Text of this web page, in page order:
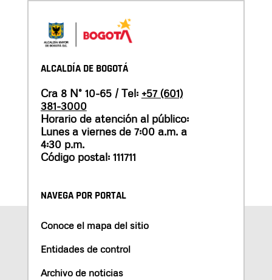
ALCALDÍA DE BOGOTÁ
Cra 8 N° 10-65 / Tel: +57 (601)
381-3000
Horario de atención al público:
Lunes a viernes de 7:00 a.m. a
4:30 p.m.
Código postal: 111711
NAVEGA POR PORTAL
Conoce el mapa del sitio
Entidades de control
Archivo de noticias